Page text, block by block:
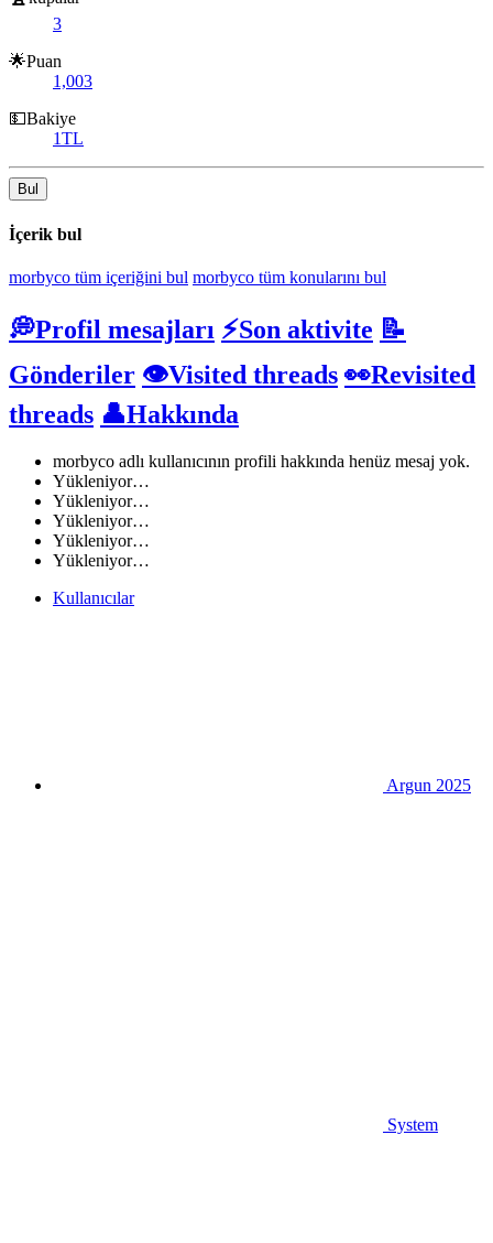
3
🌟Puan
1,003
💵Bakiye
1TL
Bul
İçerik bul
morbyco tüm içeriğini bul morbyco tüm konularını bul
💭Profil mesajları ⚡Son aktivite 📝
Gönderiler 👁️Visited threads 👀Revisited
threads 👤Hakkında
morbyco adlı kullanıcının profili hakkında henüz mesaj yok.
Yükleniyor…
Yükleniyor…
Yükleniyor…
Yükleniyor…
Yükleniyor…
Kullanıcılar
Argun 2025
System